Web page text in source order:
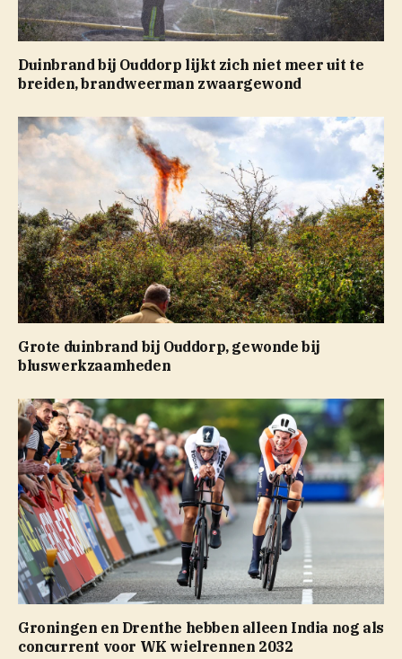
Duinbrand bij Ouddorp lijkt zich niet meer uit te
breiden, brandweerman zwaargewond
Grote duinbrand bij Ouddorp, gewonde bij
bluswerkzaamheden
Groningen en Drenthe hebben alleen India nog als
concurrent voor WK wielrennen 2032